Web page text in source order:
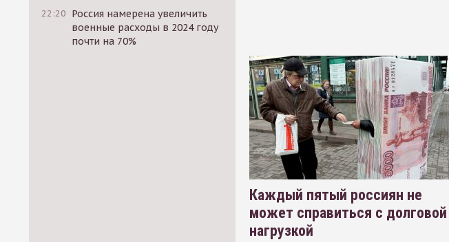
22:20 Россия намерена увеличить
военные расходы в 2024 году
почти на 70%
Каждый пятый россиян не
может справиться с долговой
нагрузкой